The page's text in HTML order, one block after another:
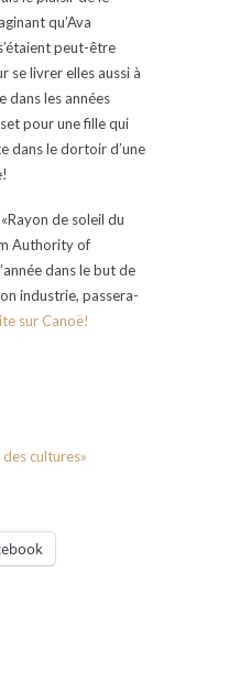
qu’Ava
peut-être
se livrer elles aussi à
dans les années
pour une fille qui
dans le dortoir d’une
de soleil du
Authority of
dans le but de
industrie, passera-
sur Canoë!
cultures»